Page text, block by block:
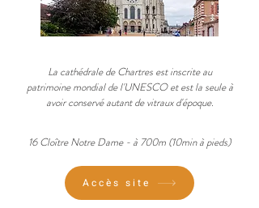
La cathédrale de Chartres est inscrite au
patrimoine mondial de l'UNESCO et est la seule à
avoir conservé autant de vitraux d'époque.
16 Cloître Notre Dame - à 700m (10min à pieds)
Accès site